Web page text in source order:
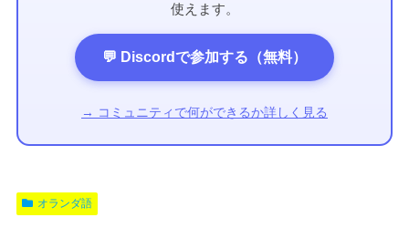
使えます。
💬 Discordで参加する（無料）
→ コミュニティで何ができるか詳しく見る
オランダ語